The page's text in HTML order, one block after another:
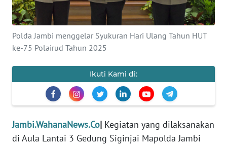
Polda Jambi menggelar Syukuran Hari Ulang Tahun HUT
ke-75 Polairud Tahun 2025
Ikuti Kami di:
Jambi.WahanaNews.Co| Kegiatan yang dilaksanakan
di Aula Lantai 3 Gedung Siginjai Mapolda Jambi
INDEKS
BERITA
KONTAK
INFO
TENTANG